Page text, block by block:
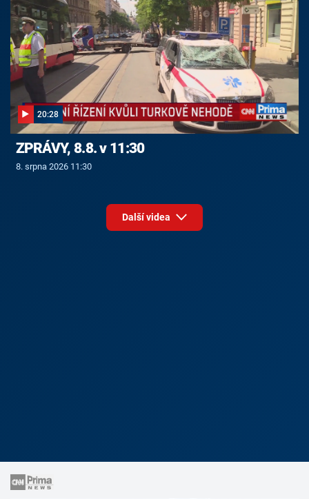
20:28
ZPRÁVY, 8.8. v 11:30
8. srpna 2026 11:30
Další videa